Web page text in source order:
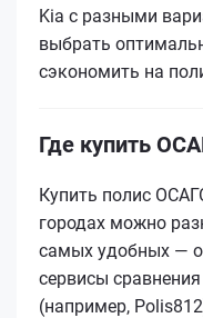
Kia с разными
выбрать
сэкономить на
Где купить
Купить полис
городах можно
самых удобных —
сервисы
(например,